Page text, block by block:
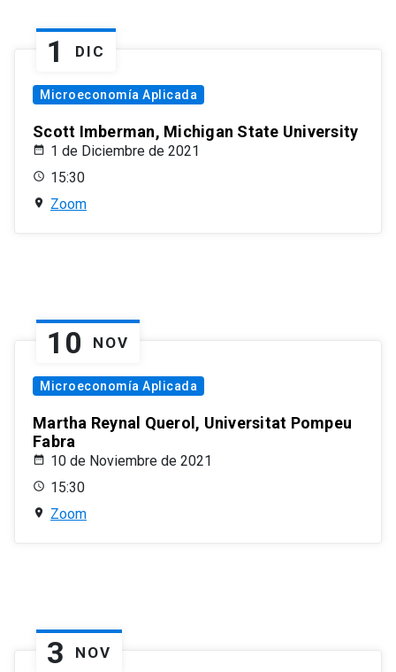
1 DIC
Microeconomía Aplicada
Scott Imberman, Michigan State University
1 de Diciembre de 2021
15:30
Zoom
10 NOV
Microeconomía Aplicada
Martha Reynal Querol, Universitat Pompeu
Fabra
10 de Noviembre de 2021
15:30
Zoom
3 NOV